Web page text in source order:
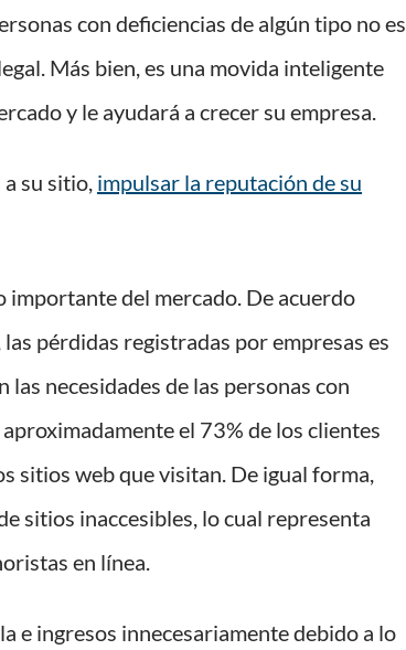
con deficiencias de algún tipo no es
Más bien, es una movida inteligente
y le ayudará a crecer su empresa.
su sitio, impulsar la reputación de su
importante del mercado. De acuerdo
pérdidas registradas por empresas es
necesidades de las personas con
el 73% de los clientes
sitios web que visitan. De igual forma,
sitios inaccesibles, lo cual representa
en línea.
e ingresos innecesariamente debido a lo